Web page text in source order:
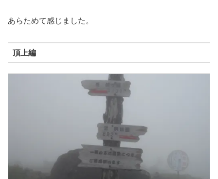
あらためて感じました。
頂上編